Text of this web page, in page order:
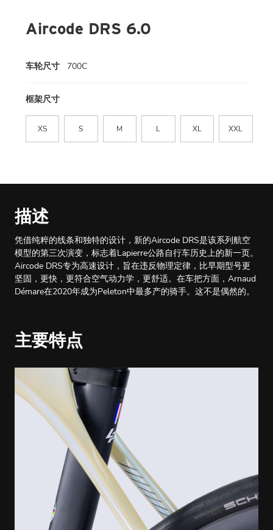
Aircode DRS 6.0
车轮尺寸 700C
框架尺寸
XS S M L XL XXL
描述
凭借纯粹的线条和独特的设计，新的Aircode DRS是该系列航空
模型的第三次演变，标志着Lapierre公路自行车历史上的新一页。
Aircode DRS专为高速设计，旨在违反物理定律，比早期型号更
坚固，更快，更符合空气动力学，更舒适。在车把方面，Arnaud
Démare在2020年成为Peleton中最多产的骑手。这不是偶然的。
主要特点